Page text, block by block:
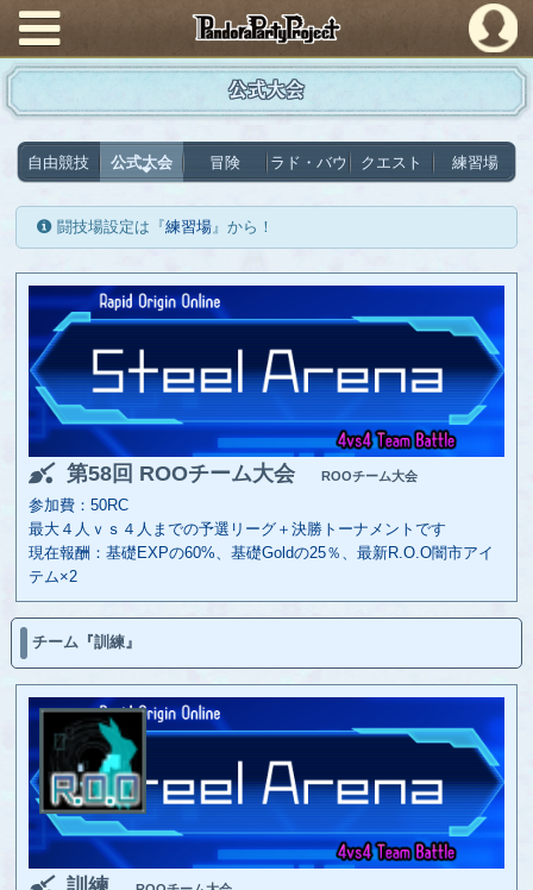
PandoraPartyProject
公式大会
自由競技 公式大会 冒険 ラド・バウ クエスト 練習場
闘技場設定は『練習場』から！
第58回 ROOチーム大会 ROOチーム大会
参加費：50RC
最大４人ｖｓ４人までの予選リーグ＋決勝トーナメントです
現在報酬：基礎EXPの60%、基礎Goldの25％、最新R.O.O闇市アイ
テム×2
チーム『訓練』